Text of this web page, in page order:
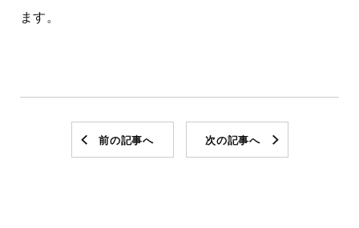
ます。
前の記事へ 次の記事へ